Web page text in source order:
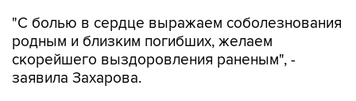
"С болью в сердце выражаем соболезнования
родным и близким погибших, желаем
скорейшего выздоровления раненым", -
заявила Захарова.